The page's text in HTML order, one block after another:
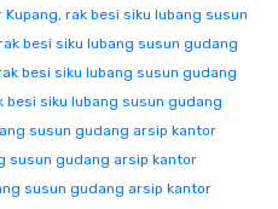
Kupang, rak besi siku lubang susun
besi siku lubang susun gudang
besi siku lubang susun gudang
besi siku lubang susun gudang
susun gudang arsip kantor
susun gudang arsip kantor
susun gudang arsip kantor